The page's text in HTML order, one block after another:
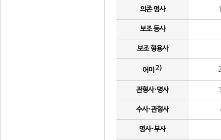
의존 명사
보조 동사
보조 형용사
어미 2)
관형사·명사
수사·관형사
명사·부사